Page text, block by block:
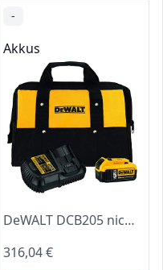
-
Akkus
DeWALT DCB205 nicht wiederaufladbare Batterie – nicht wiederaufladbare Batterien
316,04 €